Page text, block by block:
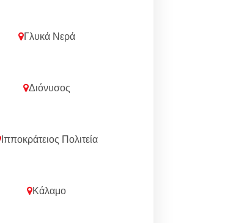
Γλυκά Νερά
Διόνυσος
Ιπποκράτειος Πολιτεία
Κάλαμο